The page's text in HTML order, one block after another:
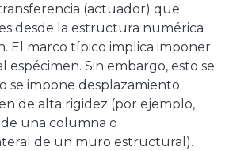
(actuador) que
desde la estructura numérica
El marco típico implica imponer
espécimen. Sin embargo, esto se
se impone desplazamiento
de alta rigidez (por ejemplo,
una columna o
de un muro estructural).